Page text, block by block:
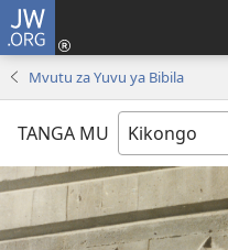
JW.ORG
Mvutu za Yuvu ya Bibila
TANGA MU